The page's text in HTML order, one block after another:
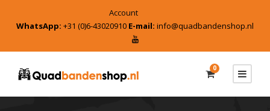
Account
WhatsApp: +31 (0)6-43020910 E-mail: info@quadbandenshop.nl
0